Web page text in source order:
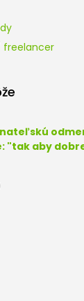
freelancer
"tak aby